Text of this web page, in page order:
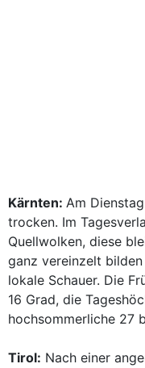
Kärnten: Am
trocken. Im
Quellwolken, diese
ganz vereinzelt
lokale Schauer. Die
16 Grad, die
hochsommerliche 27
Tirol: Nach einer